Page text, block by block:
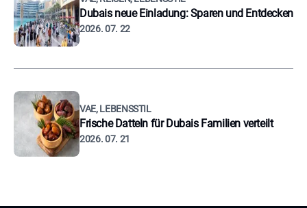
Dubais neue Einladung: Sparen und Entdecken
2026. 07. 22
VAE, LEBENSSTIL
Frische Datteln für Dubais Familien verteilt
2026. 07. 21